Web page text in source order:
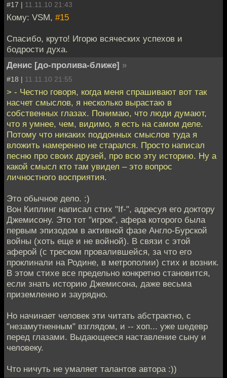
#17 | 11.11.10 21:43
Кому: VSM, #15
Спасибо, круто! Игорю всяческих успехов и
бодрости духа.
Денис [до-пролива-ближе] »
#18 | 11.11.10 21:55
> - Честно говоря, когда меня спрашивают вот так
насчет смыслов, я несколько вырастаю в
собственных глазах. Понимаю, что люди думают,
что я умнее, чем, видимо, я есть на самом деле.
Потому что никаких поддонных смыслов туда я
вложить намеренно не старался. Просто написал
песню про своих друзей, про всю эту историю. Ну а
какой смысл кто там увидел – это вопрос
личностного восприятия.
Это обычное дело. :)
Вон Киплинг написал стих "If-", адресуя его доктору
Джемисону. Это тот "игрок", афера которого была
первым эпизодом в активной фазе Англо-Бурской
войны (хоть еще и не войной). В связи с этой
аферой (с треском провалившейся, за что его
проклинали на Родине, в метрополии) стих и возник.
В этом стихе все предельно конкретно становится,
если знать историю Джемисона, даже весьма
приземленно и заурядно.
Но начинает человек эти читать абстрактно, с
"незамутненным" взглядом, и -- хоп... уже шедевр
перед глазами. Выдающееся наставление сыну и
человеку.
Что ничуть не умаляет талантов автора :))